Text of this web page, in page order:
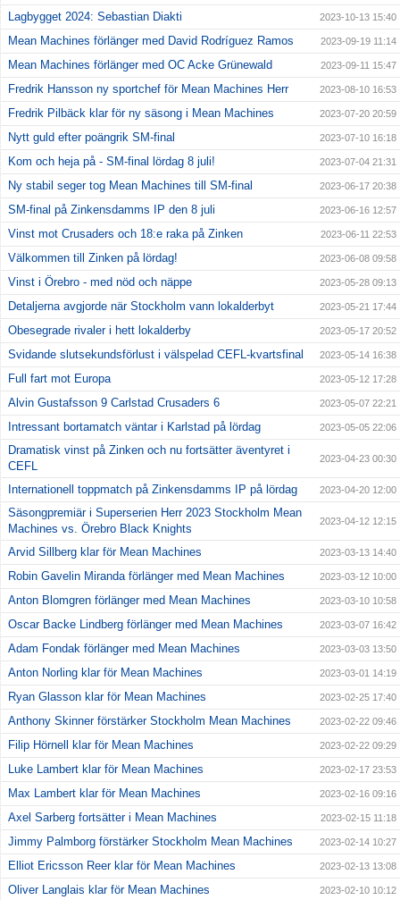
Lagbygget 2024: Sebastian Diakti 2023-10-13 15:40
Mean Machines förlänger med David Rodríguez Ramos 2023-09-19 11:14
Mean Machines förlänger med OC Acke Grünewald 2023-09-11 15:47
Fredrik Hansson ny sportchef för Mean Machines Herr 2023-08-10 16:53
Fredrik Pilbäck klar för ny säsong i Mean Machines 2023-07-20 20:59
Nytt guld efter poängrik SM-final 2023-07-10 16:18
Kom och heja på - SM-final lördag 8 juli! 2023-07-04 21:31
Ny stabil seger tog Mean Machines till SM-final 2023-06-17 20:38
SM-final på Zinkensdamms IP den 8 juli 2023-06-16 12:57
Vinst mot Crusaders och 18:e raka på Zinken 2023-06-11 22:53
Välkommen till Zinken på lördag! 2023-06-08 09:58
Vinst i Örebro - med nöd och näppe 2023-05-28 09:13
Detaljerna avgjorde när Stockholm vann lokalderbyt 2023-05-21 17:44
Obesegrade rivaler i hett lokalderby 2023-05-17 20:52
Svidande slutsekundsförlust i välspelad CEFL-kvartsfinal 2023-05-14 16:38
Full fart mot Europa 2023-05-12 17:28
Alvin Gustafsson 9 Carlstad Crusaders 6 2023-05-07 22:21
Intressant bortamatch väntar i Karlstad på lördag 2023-05-05 22:06
Dramatisk vinst på Zinken och nu fortsätter äventyret i
CEFL
2023-04-23 00:30
Internationell toppmatch på Zinkensdamms IP på lördag 2023-04-20 12:00
Säsongpremiär i Superserien Herr 2023 Stockholm Mean
Machines vs. Örebro Black Knights
2023-04-12 12:15
Arvid Sillberg klar för Mean Machines 2023-03-13 14:40
Robin Gavelin Miranda förlänger med Mean Machines 2023-03-12 10:00
Anton Blomgren förlänger med Mean Machines 2023-03-10 10:58
Oscar Backe Lindberg förlänger med Mean Machines 2023-03-07 16:42
Adam Fondak förlänger med Mean Machines 2023-03-03 13:50
Anton Norling klar för Mean Machines 2023-03-01 14:19
Ryan Glasson klar för Mean Machines 2023-02-25 17:40
Anthony Skinner förstärker Stockholm Mean Machines 2023-02-22 09:46
Filip Hörnell klar för Mean Machines 2023-02-22 09:29
Luke Lambert klar för Mean Machines 2023-02-17 23:53
Max Lambert klar för Mean Machines 2023-02-16 09:16
Axel Sarberg fortsätter i Mean Machines 2023-02-15 11:18
Jimmy Palmborg förstärker Stockholm Mean Machines 2023-02-14 10:27
Elliot Ericsson Reer klar för Mean Machines 2023-02-13 13:08
Oliver Langlais klar för Mean Machines 2023-02-10 10:12